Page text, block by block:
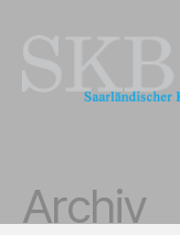
Archiv